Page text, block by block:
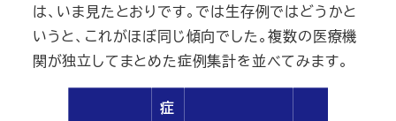
は、いま見たとおりです。では生存例ではどうかと
いうと、これがほぼ同じ傾向でした。複数の医療機
関が独立してまとめた症例集計を並べてみます。
症